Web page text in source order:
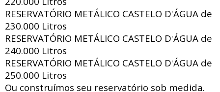
RESERVATÓRIO METÁLICO CASTELO D'ÁGUA de
230.000 Litros
RESERVATÓRIO METÁLICO CASTELO D'ÁGUA de
240.000 Litros
RESERVATÓRIO METÁLICO CASTELO D'ÁGUA de
250.000 Litros
Ou construímos seu reservatório sob medida.